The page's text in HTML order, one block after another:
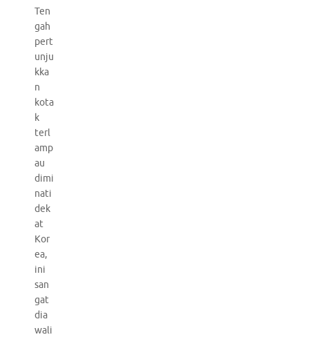
Ten
gah
pert
unju
kka
n
kota
k
terl
amp
au
dimi
nati
dek
at
Kor
ea,
ini
san
gat
dia
wali